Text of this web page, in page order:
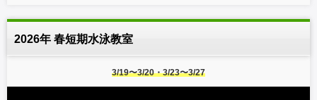
2026年 春短期水泳教室
3/19〜3/20・3/23〜3/27